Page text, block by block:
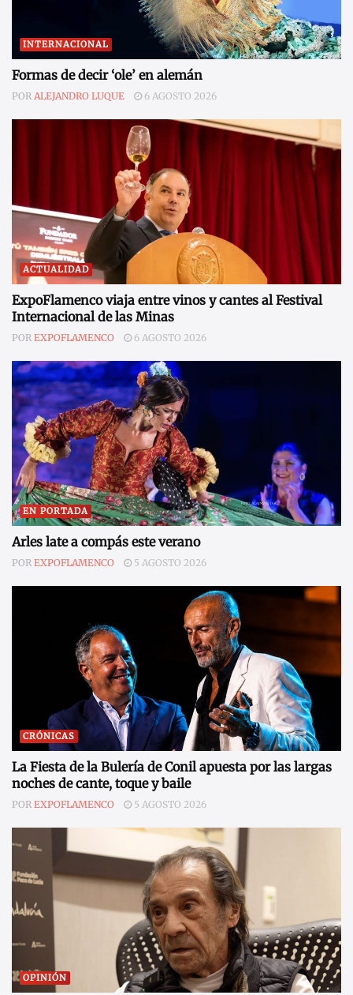
INTERNACIONAL
Formas de decir ‘ole’ en alemán
POR ALEJANDRO LUQUE 6 AGOSTO 2026
ACTUALIDAD
ExpoFlamenco viaja entre vinos y cantes al Festival
Internacional de las Minas
POR EXPOFLAMENCO 6 AGOSTO 2026
EN PORTADA
Arles late a compás este verano
POR EXPOFLAMENCO 5 AGOSTO 2026
CRÓNICAS
La Fiesta de la Bulería de Conil apuesta por las largas
noches de cante, toque y baile
POR EXPOFLAMENCO 5 AGOSTO 2026
OPINIÓN